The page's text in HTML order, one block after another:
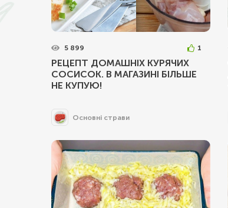
5 899 1
РЕЦЕПТ ДОМАШНІХ КУРЯЧИХ
СОСИСОК. В МАГАЗИНІ БІЛЬШЕ
НЕ КУПУЮ!
Основні страви